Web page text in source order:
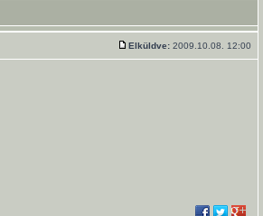
Elküldve: 2009.10.08. 12:00